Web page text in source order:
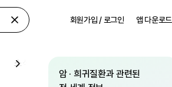
회원가입 / 로그인 앱 다운로드
소식
암 · 희귀질환과 관련된